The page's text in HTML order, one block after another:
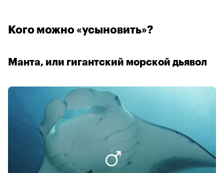
Кого можно «усыновить»?
Манта, или гигантский морской дьявол